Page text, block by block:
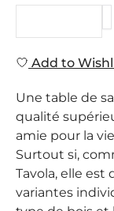
Add to
Une table de
qualité
amie pour la
Surtout si,
Tavola, elle
variantes